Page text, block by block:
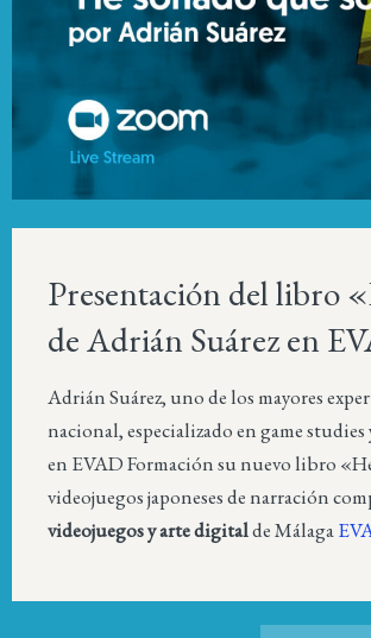
Presentación del libro
de Adrián Suárez en
Adrián Suárez, uno de los mayores
nacional, especializado en game
en EVAD Formación su nuevo libro
videojuegos japoneses de narración
videojuegos y arte digitalde Málaga